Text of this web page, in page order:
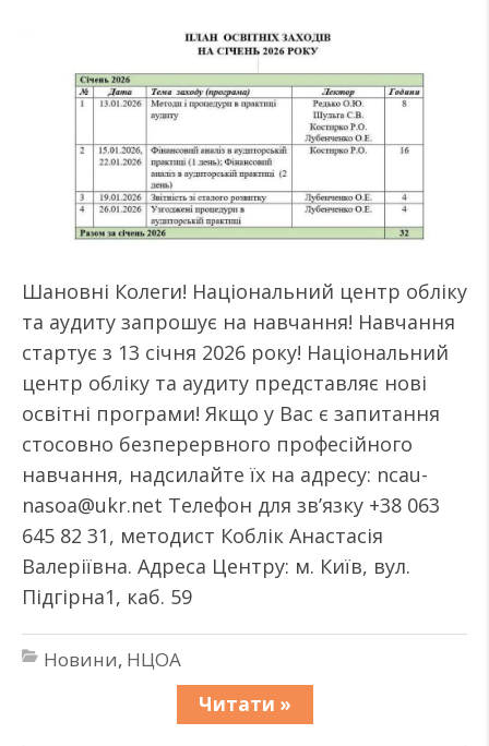
Шановні Колеги! Національний центр обліку
та аудиту запрошує на навчання! Навчання
стартує з 13 січня 2026 року! Національний
центр обліку та аудиту представляє нові
освітні програми! Якщо у Вас є запитання
стосовно безперервного професійного
навчання, надсилайте їх на адресу: ncau-
nasoa@ukr.net Телефон для зв’язку +38 063
645 82 31, методист Коблік Анастасія
Валеріївна. Адреса Центру: м. Київ, вул.
Підгірна1, каб. 59
Новини, НЦОА
Читати »